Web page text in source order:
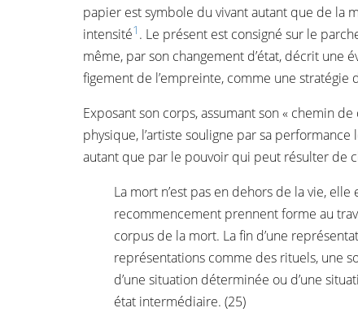
papier est symbole du vivant autant que de la
intensité1 . Le présent est consigné sur le
même, par son changement d’état, décrit une
figement de l’empreinte, comme une
Exposant son corps, assumant son « chemin
physique, l’artiste souligne par sa
autant que par le pouvoir qui peut résulter de
La mort n’est pas en dehors de la vie,
recommencement prennent forme au
corpus de la mort. La fin d’une
représentations comme des rituels, une
d’une situation déterminée ou d’une
état intermédiaire. (25)